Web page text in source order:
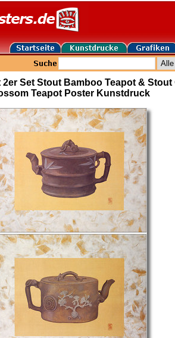
Set Stout Bamboo Teapot & Stout
Teapot Poster Kunstdruck